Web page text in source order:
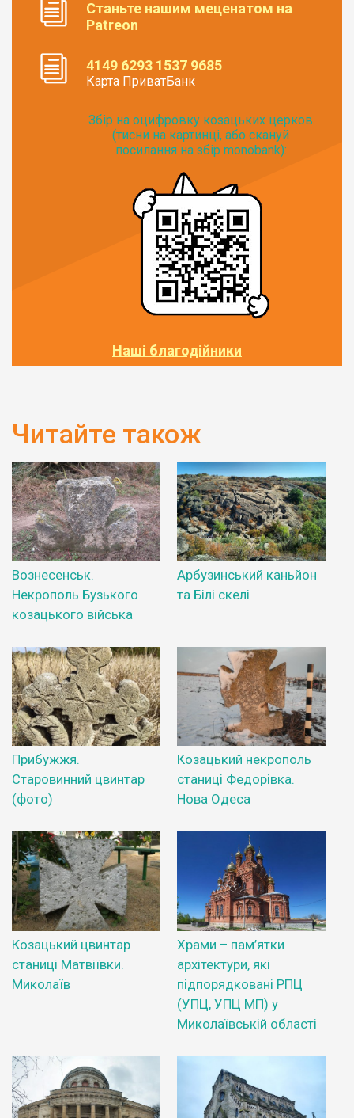
Станьте нашим меценатом на
Patreon
4149 6293 1537 9685
Карта ПриватБанк
Збір на оцифровку козацьких церков
(тисни на картинці, або скануй
посилання на збір monobank):
Наші благодійники
Читайте також
Вознесенськ.
Некрополь Бузького
козацького війська
Арбузинський каньйон
та Білі скелі
Прибужжя.
Старовинний цвинтар
(фото)
Козацький некрополь
станиці Федорівка.
Нова Одеса
Козацький цвинтар
станиці Матвіївки.
Миколаїв
Храми – пам’ятки
архітектури, які
підпорядковані РПЦ
(УПЦ, УПЦ МП) у
Миколаївській області